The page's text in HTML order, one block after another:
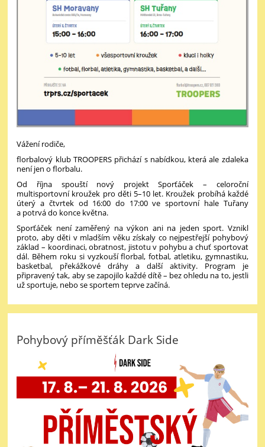
Vážení rodiče,
florbalový klub TROOPERS přichází s nabídkou, která ale zdaleka
není jen o florbalu.
Od října spouští nový projekt Sporťáček – celoroční
multisportovní kroužek pro děti 5–10 let. Kroužek probíhá každé
úterý a čtvrtek od 16:00 do 17:00 ve sportovní hale Tuřany
a potrvá do konce května.
Sporťáček není zaměřený na výkon ani na jeden sport. Vznikl
proto, aby děti v mladším věku získaly co nejpestřejší pohybový
základ – koordinaci, obratnost, jistotu v pohybu a chuť sportovat
dál. Během roku si vyzkouší florbal, fotbal, atletiku, gymnastiku,
basketbal, překážkové dráhy a další aktivity. Program je
připravený tak, aby se zapojilo každé dítě – bez ohledu na to, jestli
už sportuje, nebo se sportem teprve začíná.
Pohybový příměšťák Dark Side